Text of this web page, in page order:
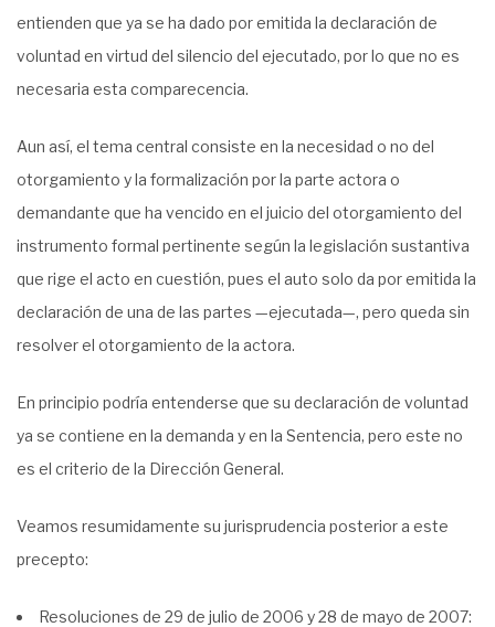
entienden que ya se ha dado por emitida la declaración de
voluntad en virtud del silencio del ejecutado, por lo que no es
necesaria esta comparecencia.
Aun así, el tema central consiste en la necesidad o no del
otorgamiento y la formalización por la parte actora o
demandante que ha vencido en el juicio del otorgamiento del
instrumento formal pertinente según la legislación sustantiva
que rige el acto en cuestión, pues el auto solo da por emitida la
declaración de una de las partes —ejecutada—, pero queda sin
resolver el otorgamiento de la actora.
En principio podría entenderse que su declaración de voluntad
ya se contiene en la demanda y en la Sentencia, pero este no
es el criterio de la Dirección General.
Veamos resumidamente su jurisprudencia posterior a este
precepto:
Resoluciones de 29 de julio de 2006 y 28 de mayo de 2007: